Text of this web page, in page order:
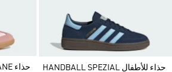
حذاء للأطفال HANDBALL SPEZIAL
حذاء SAMBA JANE